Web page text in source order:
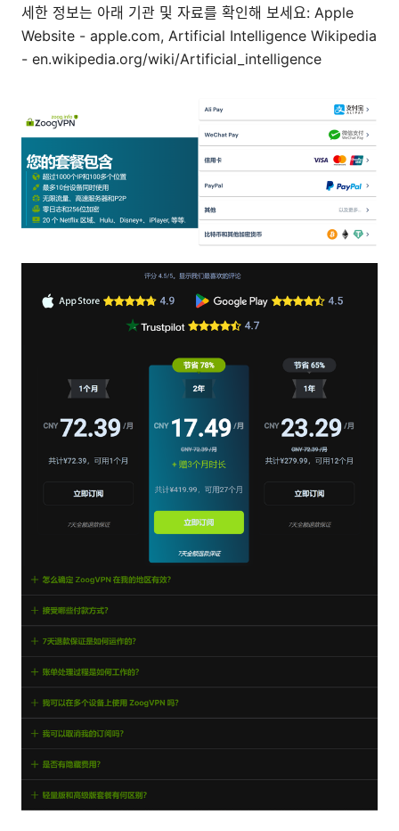
세한 정보는 아래 기관 및 자료를 확인해 보세요: Apple
Website - apple.com, Artificial Intelligence Wikipedia
- en.wikipedia.org/wiki/Artificial_intelligence